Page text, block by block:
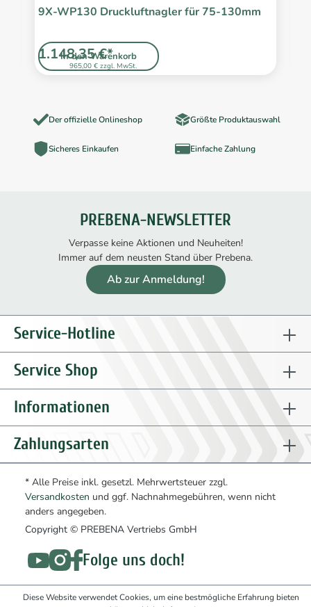
9X-WP130 Druckluftnagler für 75-130mm
In den Warenkorb
965,00 € zzgl. MwSt.
1.148,35 €*
Der offizielle Onlineshop Größte Produktauswahl
Sicheres Einkaufen Einfache Zahlung
PREBENA-NEWSLETTER
Verpasse keine Aktionen und Neuheiten!
Immer auf dem neusten Stand über Prebena.
Ab zur Anmeldung!
Service-Hotline
Service Shop
Informationen
Zahlungsarten
* Alle Preise inkl. gesetzl. Mehrwertsteuer zzgl.
Versandkosten und ggf. Nachnahmegebühren, wenn nicht
anders angegeben.
Copyright © PREBENA Vertriebs GmbH
Folge uns doch!
Diese Website verwendet Cookies, um eine bestmögliche Erfahrung bieten